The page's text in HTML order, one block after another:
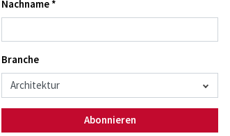
Nachname *
Branche
Abonnieren